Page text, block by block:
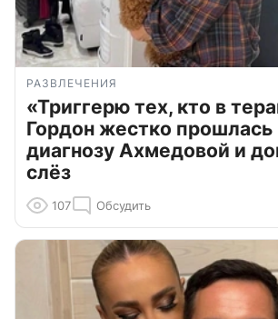
РАЗВЛЕЧЕНИЯ
«Триггерю тех, кто в
Гордон жестко прошлась
диагнозу Ахмедовой и
слёз
107 Обсудить